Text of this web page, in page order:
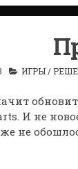
ИГРЫ/
И не
не